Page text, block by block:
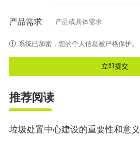
产品需求
系统已加密，您的个人信息被严格保护。
推荐阅读
垃圾处置中心建设的重要性和意义